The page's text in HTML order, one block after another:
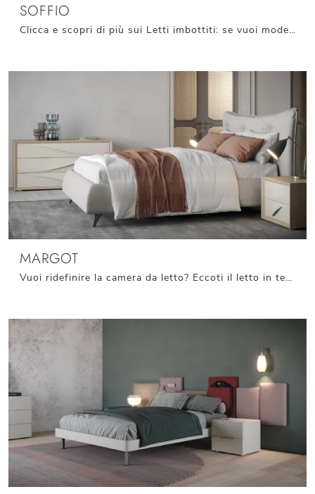
SOFFIO
Clicca e scopri di più sui Letti imbottiti: se vuoi modelli matrimoniali moderni, il modello Soffio Giessegi fa per te.
MARGOT
Vuoi ridefinire la camera da letto? Eccoti il letto in tessuto Margot di Giessegi per spazi moderni.